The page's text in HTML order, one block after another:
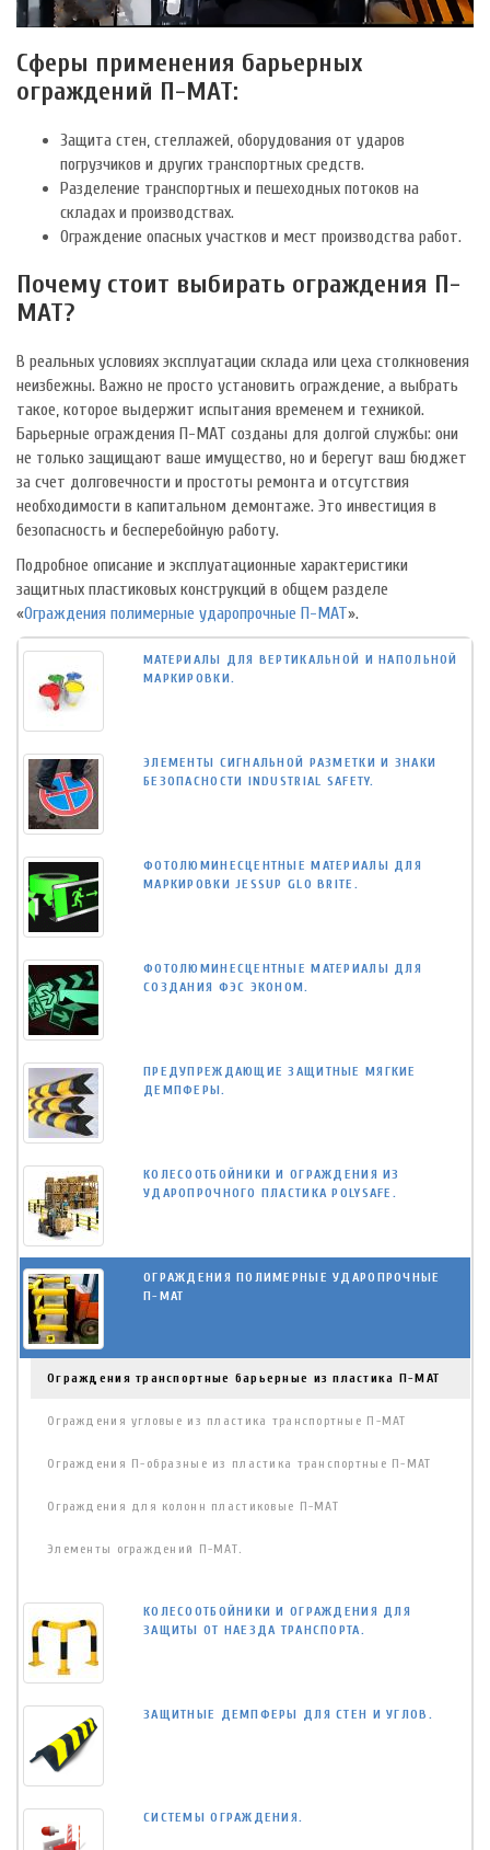
Сферы применения барьерных
ограждений П-МАТ:
Защита стен, стеллажей, оборудования от ударов
погрузчиков и других транспортных средств.
Разделение транспортных и пешеходных потоков на
складах и производствах.
Ограждение опасных участков и мест производства работ.
Почему стоит выбирать ограждения П-
МАТ?
В реальных условиях эксплуатации склада или цеха столкновения
неизбежны. Важно не просто установить ограждение, а выбрать
такое, которое выдержит испытания временем и техникой.
Барьерные ограждения П-МАТ созданы для долгой службы: они
не только защищают ваше имущество, но и берегут ваш бюджет
за счет долговечности и простоты ремонта и отсутствия
необходимости в капитальном демонтаже. Это инвестиция в
безопасность и бесперебойную работу.
Подробное описание и эксплуатационные характеристики
защитных пластиковых конструкций в общем разделе
«Ограждения полимерные ударопрочные П-МАТ».
МАТЕРИАЛЫ ДЛЯ ВЕРТИКАЛЬНОЙ И НАПОЛЬНОЙ
МАРКИРОВКИ.
ЭЛЕМЕНТЫ СИГНАЛЬНОЙ РАЗМЕТКИ И ЗНАКИ
БЕЗОПАСНОСТИ INDUSTRIAL SAFETY.
ФОТОЛЮМИНЕСЦЕНТНЫЕ МАТЕРИАЛЫ ДЛЯ
МАРКИРОВКИ JESSUP GLO BRITE.
ФОТОЛЮМИНЕСЦЕНТНЫЕ МАТЕРИАЛЫ ДЛЯ
СОЗДАНИЯ ФЭС ЭКОНОМ.
ПРЕДУПРЕЖДАЮЩИЕ ЗАЩИТНЫЕ МЯГКИЕ
ДЕМПФЕРЫ.
КОЛЕСООТБОЙНИКИ И ОГРАЖДЕНИЯ ИЗ
УДАРОПРОЧНОГО ПЛАСТИКА POLYSAFE.
ОГРАЖДЕНИЯ ПОЛИМЕРНЫЕ УДАРОПРОЧНЫЕ
П-МАТ
Ограждения транспортные барьерные из пластика П-МАТ
Ограждения угловые из пластика транспортные П-МАТ
Ограждения П-образные из пластика транспортные П-МАТ
Ограждения для колонн пластиковые П-МАТ
Элементы ограждений П-МАТ.
КОЛЕСООТБОЙНИКИ И ОГРАЖДЕНИЯ ДЛЯ
ЗАЩИТЫ ОТ НАЕЗДА ТРАНСПОРТА.
ЗАЩИТНЫЕ ДЕМПФЕРЫ ДЛЯ СТЕН И УГЛОВ.
СИСТЕМЫ ОГРАЖДЕНИЯ.